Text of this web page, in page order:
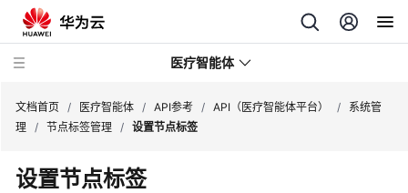
医疗智能体
最
新
文档首页 / 医疗智能体 / API参考 / API（医疗智能体平台） /
系统管
理 / 节点标签管理 / 设置节点标签
设置节点标签